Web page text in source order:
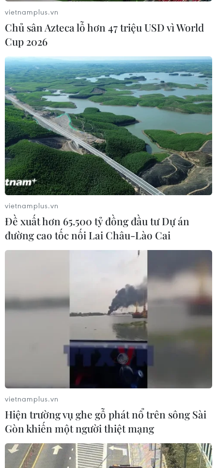
‘Vợ ba’ ra mắt tại Việt Nam sau những
cuộc ‘chinh chiến’ ở nước ngoài
08/05/2019 07:12
Trước khi chính thức ra mắt tại Việt Nam, “Vợ ba” - tác
phầm đầu tay của đạo diễn trẻ Nguyễn Phương Anh đã
tạo được tiếng vang tại nhiều liên hoan phim trên thế
giới.
LHP Cannes: Hứa hẹn nhiều hấp dẫn, Việt
Nam tham gia với 2 tác phẩm
Điện ảnh Việt Nam có hai tác phẩm được giới thiệu tại
Liên hoan phim Cannes 2019 là "Trống đợi" và "Hãy tỉnh
thức và sẵn sàng."
vietnamplus.vn
Chủ sân Azteca lỗ hơn 47 triệu USD vì World
Cup 2026
vietnamplus.vn
Đề xuất hơn 65.500 tỷ đồng đầu tư Dự án
đường cao tốc nối Lai Châu-Lào Cai
vietnamplus.vn
Hiện trường vụ ghe gỗ phát nổ trên sông Sài
Gòn khiến một người thiệt mạng